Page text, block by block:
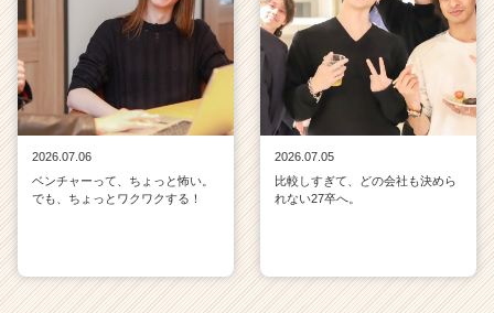
2026.07.06
ベンチャーって、ちょっと怖い。
でも、ちょっとワクワクする！
2026.07.05
比較しすぎて、どの会社も決めら
れない27卒へ。